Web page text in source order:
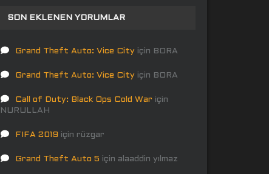
SON EKLENEN YORUMLAR
Grand Theft Auto: Vice City için BORA
Grand Theft Auto: Vice City için BORA
Call of Duty: Black Ops Cold War için
NURULLAH
FIFA 2019 için rüzgar
Grand Theft Auto 5 için alaaddin yılmaz